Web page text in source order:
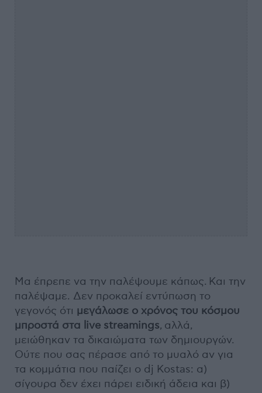
Μα έπρεπε να την παλέψουμε κάπως. Και την
παλέψαμε. Δεν προκαλεί εντύπωση το
γεγονός ότι μεγάλωσε ο χρόνος του κόσμου
μπροστά στα live streamings, αλλά,
μειώθηκαν τα δικαιώματα των δημιουργών.
Ούτε που σας πέρασε από το μυαλό αν για
τα κομμάτια που παίζει ο dj Kostas: α)
σίγουρα δεν έχει πάρει ειδική άδεια και β)